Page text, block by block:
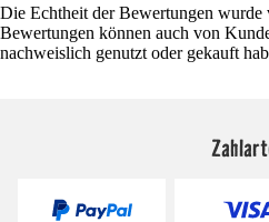
Die Echtheit der Bewertungen wurde
Bewertungen können auch von
nachweislich genutzt oder gekauft